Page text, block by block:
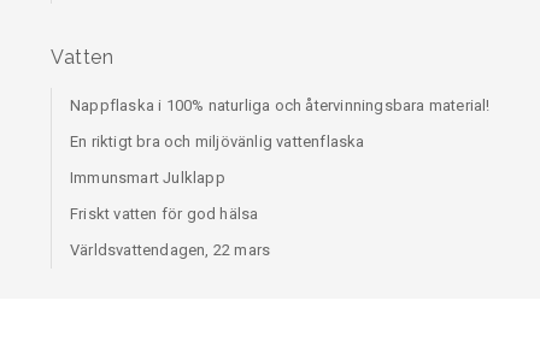
Vatten
Nappflaska i 100% naturliga och återvinningsbara material!
En riktigt bra och miljövänlig vattenflaska
Immunsmart Julklapp
Friskt vatten för god hälsa
Världsvattendagen, 22 mars